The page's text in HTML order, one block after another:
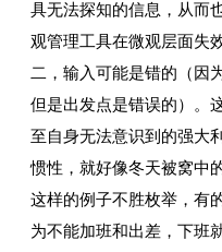
具无法探知的信息，从而
观管理工具在微观层面失
二，输入可能是错的（因
但是出发点是错误的）。
至自身无法意识到的强大
惯性，就好像冬天被窝中
这样的例子不胜枚举，有
为不能加班和出差，下班